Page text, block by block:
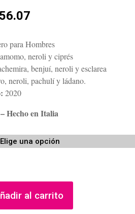
precios:
desde
$128.80
hasta
$156.07
para Hombres
neroli y ciprés
benjuí, neroli y esclarea
neroli, pachulí y ládano.
2020
Hecho en Italia
al carrito